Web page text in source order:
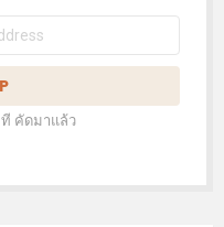
ที คัดมาแล้ว